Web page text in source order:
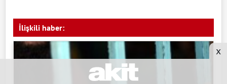
İlişkili haber:
x